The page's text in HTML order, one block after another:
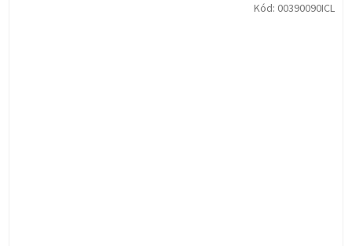
Kód: 00390090ICL